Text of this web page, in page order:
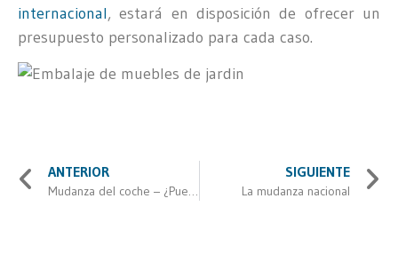
internacional, estará en disposición de ofrecer un
presupuesto personalizado para cada caso.
ANTERIOR
Mudanza del coche – ¿Puedo llevar el coche en la mudanza?
SIGUIENTE
La mudanza nacional